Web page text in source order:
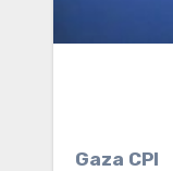
Gaza CPI